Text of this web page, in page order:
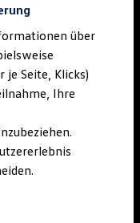
über
je Seite, Klicks)
Ihre